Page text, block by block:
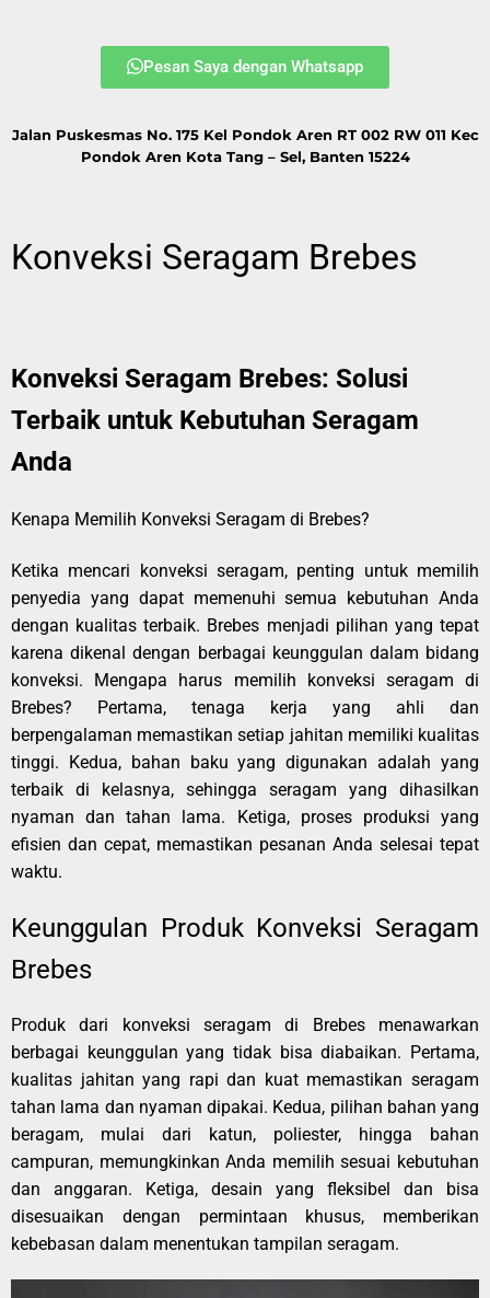
Pesan Saya dengan Whatsapp
Jalan Puskesmas No. 175 Kel Pondok Aren RT 002 RW 011 Kec
Pondok Aren Kota Tang – Sel, Banten 15224
Konveksi Seragam Brebes
Konveksi Seragam Brebes: Solusi
Terbaik untuk Kebutuhan Seragam
Anda
Kenapa Memilih Konveksi Seragam di Brebes?
Ketika mencari konveksi seragam, penting untuk memilih
penyedia yang dapat memenuhi semua kebutuhan Anda
dengan kualitas terbaik. Brebes menjadi pilihan yang tepat
karena dikenal dengan berbagai keunggulan dalam bidang
konveksi. Mengapa harus memilih konveksi seragam di
Brebes? Pertama, tenaga kerja yang ahli dan
berpengalaman memastikan setiap jahitan memiliki kualitas
tinggi. Kedua, bahan baku yang digunakan adalah yang
terbaik di kelasnya, sehingga seragam yang dihasilkan
nyaman dan tahan lama. Ketiga, proses produksi yang
efisien dan cepat, memastikan pesanan Anda selesai tepat
waktu.
Keunggulan Produk Konveksi Seragam
Brebes
Produk dari konveksi seragam di Brebes menawarkan
berbagai keunggulan yang tidak bisa diabaikan. Pertama,
kualitas jahitan yang rapi dan kuat memastikan seragam
tahan lama dan nyaman dipakai. Kedua, pilihan bahan yang
beragam, mulai dari katun, poliester, hingga bahan
campuran, memungkinkan Anda memilih sesuai kebutuhan
dan anggaran. Ketiga, desain yang fleksibel dan bisa
disesuaikan dengan permintaan khusus, memberikan
kebebasan dalam menentukan tampilan seragam.